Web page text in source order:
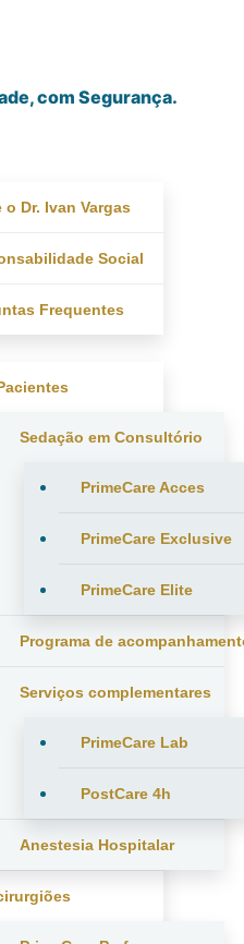
com Segurança.
o Dr. Ivan Vargas
Social
Frequentes
Sedação em Consultório
PrimeCare Acces
PrimeCare Exclusive
PrimeCare Elite
Programa de
Serviços complementares
PrimeCare Lab
PostCare 4h
Anestesia Hospitalar